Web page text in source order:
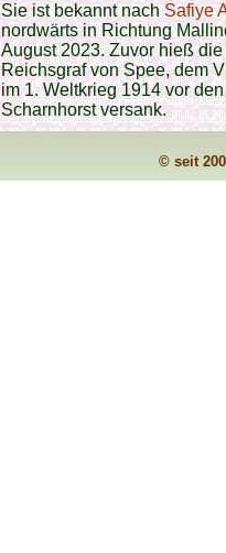
Sie ist bekannt nachSafiye
nordwärts in Richtung
August 2023. Zuvor hieß
Reichsgraf von Spee, dem
im 1. Weltkrieg 1914 vor
Scharnhorst versank.
© seit